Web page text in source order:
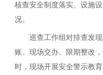
核查安全制度落实、设施
况。
巡查工作组对排查发
账、现场交办、限期整改
时，现场开展安全警示教